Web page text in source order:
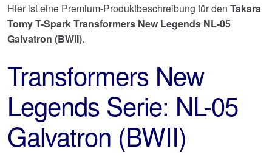
Hier ist eine Premium-Produktbeschreibung für den Takara
Tomy T-Spark Transformers New Legends NL-05
Galvatron (BWII).
Transformers New
Legends Serie: NL-05
Galvatron (BWII)